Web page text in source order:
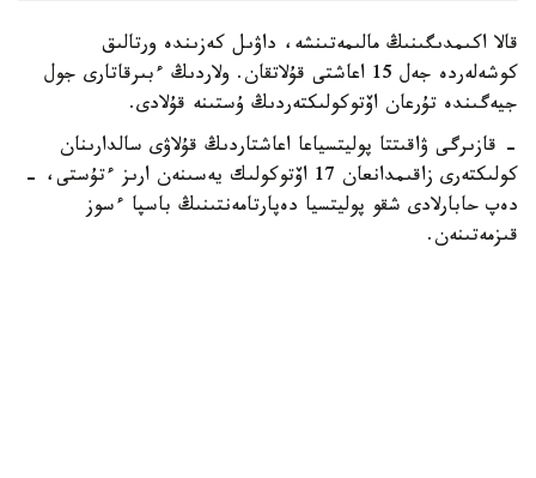
قالا اكىمدىگىنىڭ مالىمەتىنشە، داۋىل كەزىندە ورتالىق
كوشەلەردە جەل 15 اعاشتى قۇلاتقان. ولاردىڭ ءبىرقاتارى جول
جيەگىندە تۇرعان اۆتوكولىكتەردىڭ ۇستىنە قۇلادى.
- قازىرگى ۋاقىتتا پوليتسياعا اعاشتاردىڭ قۇلاۋى سالدارىنان
كولىكتەرى زاقىمدانعان 17 اۆتوكولىك يەسىنەن ارىز ءتۇستى، -
دەپ حابارلادى شقو پوليتسيا دەپارتامەنتىنىڭ باسپا ءسوز
قىزمەتىنەن.